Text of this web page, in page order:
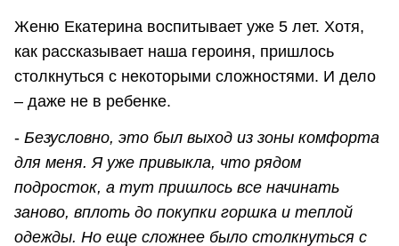
Женю Екатерина воспитывает уже 5 лет. Хотя,
как рассказывает наша героиня, пришлось
столкнуться с некоторыми сложностями. И дело
– даже не в ребенке.
- Безусловно, это был выход из зоны комфорта
для меня. Я уже привыкла, что рядом
подросток, а тут пришлось все начинать
заново, вплоть до покупки горшка и теплой
одежды. Но еще сложнее было столкнуться с